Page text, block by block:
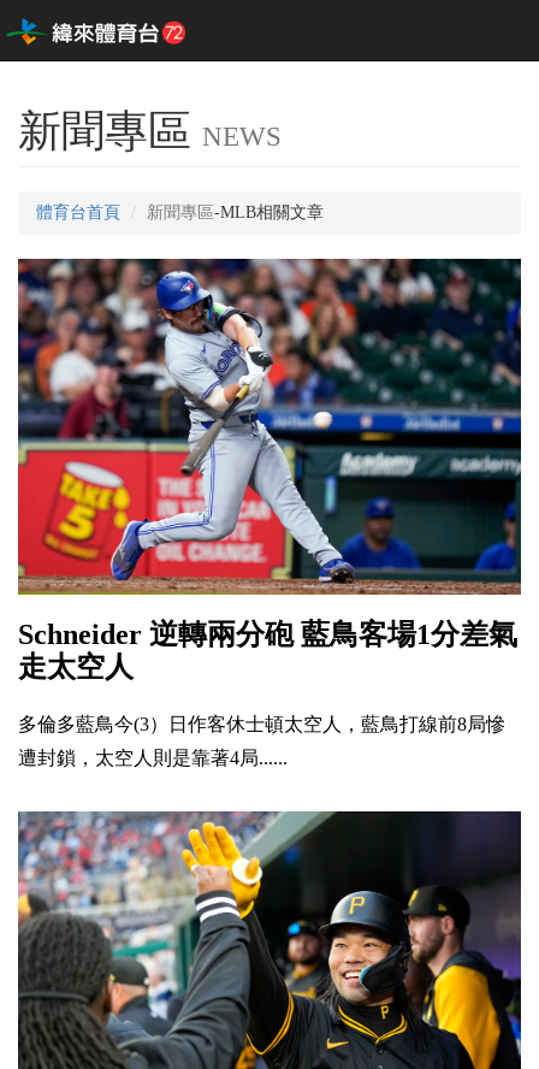
新聞專區 NEWS
體育台首頁 新聞專區-MLB相關文章
Schneider 逆轉兩分砲 藍鳥客場1分差氣
走太空人
多倫多藍鳥今(3）日作客休士頓太空人，藍鳥打線前8局慘
遭封鎖，太空人則是靠著4局......